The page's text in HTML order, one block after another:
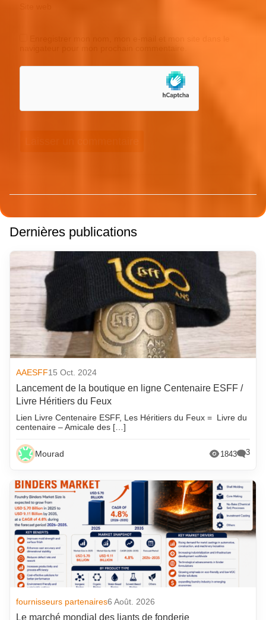
Dernières publications
AAESFF15 Oct. 2024
Lancement de la boutique en ligne Centenaire ESFF /
Livre Héritiers du Feux
Lien Livre Centenaire ESFF, Les Héritiers du Feux = Livre du
centenaire – Amicale des […]
Mourad 1843 3
fournisseurs partenaires6 Août. 2026
Le marché mondial des liants de fonderie